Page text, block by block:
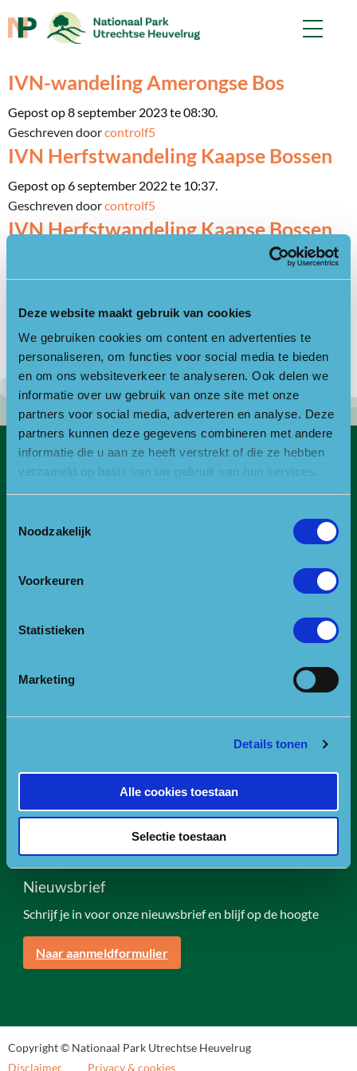
Deze website maakt gebruik van cookies
We gebruiken cookies om content en advertenties te
personaliseren, om functies voor social media te bieden
en om ons websiteverkeer te analyseren. Ook delen we
informatie over uw gebruik van onze site met onze
partners voor social media, adverteren en analyse. Deze
partners kunnen deze gegevens combineren met andere
informatie die u aan ze heeft verstrekt of die ze hebben
verzameld op basis van uw gebruik van hun services.
Noodzakelijk
Voorkeuren
Statistieken
Marketing
Details tonen
Alle cookies toestaan
Selectie toestaan
IVN-wandeling Amerongse Bos
Gepost op 8 september 2023 te 08:30.
Geschreven doorcontrolf5
IVN Herfstwandeling Kaapse Bossen
Gepost op 6 september 2022 te 10:37.
Geschreven doorcontrolf5
IVN Herfstwandeling Kaapse Bossen
Geschreven doorcontrolf5
Bosbaden in de Kaapse Bossen
Gepost op 14 juli 2021 te 14:01.
Geschreven door controlf5
Contact
Bezoek- en postadres:
Amersfoortseweg 98
E:info@npuh.nl of ruiters@npuh.nl voor vragen over
KVK nummer: 30234587
Of ga naar de contactpagina.
Volg ons
Nieuwsbrief
Schrijf je in voor onze nieuwsbrief en blijf op de hoogte
Naar aanmeldformulier
Copyright © Nationaal Park Utrechtse Heuvelrug
Disclaimer
Privacy & cookies